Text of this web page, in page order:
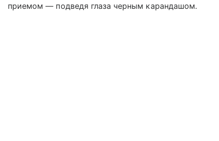
приемом — подведя глаза черным карандашом.